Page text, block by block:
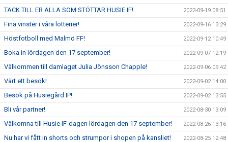
TACK TILL ER ALLA SOM STÖTTAR HUSIE IF! 2022-09-19 08:51
Fina vinster i våra lotterier! 2022-09-16 13:29
Höstfotboll med Malmö FF! 2022-09-12 10:49
Boka in lördagen den 17 september! 2022-09-07 12:19
Välkommen till damlaget Julia Jönsson Chapple! 2022-09-06 09:42
Värt ett besök! 2022-09-02 14:00
Besök på Husiegård IP! 2022-09-02 13:55
Bli vår partner! 2022-08-30 13:09
Välkomna till Husie IF-dagen lördagen den 17 september! 2022-08-26 13:16
Nu har vi fått in shorts och strumpor i shopen på kansliet! 2022-08-25 12:48